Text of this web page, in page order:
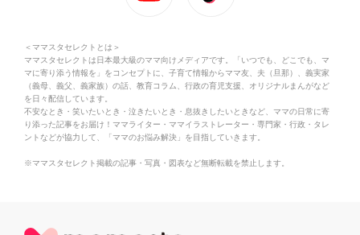
＜ママスタセレクトとは＞
ママスタセレクトは日本最大級のママ向けメディアです。「いつでも、どこでも、マ
マに寄り添う情報を」をコンセプトに、子育て情報からママ友、夫（旦那）、義実家
（義母、義父、義家族）の話、教育コラム、行政の育児支援、オリジナルまんがなど
を日々配信しています。
不安なとき・笑いたいとき・泣きたいとき・息抜きしたいときなど、ママの日常に寄
り添った記事をお届け！ママライター・ママイラストレーター・専門家・行政・タレ
ントなどが協力して、「ママのお悩み解決」を目指していきます。
※ママスタセレクト掲載の記事・写真・図表など無断転載を禁止します。